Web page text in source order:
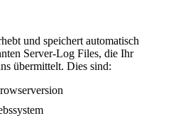
und speichert automatisch
Server-Log Files, die Ihr
übermittelt. Dies sind: